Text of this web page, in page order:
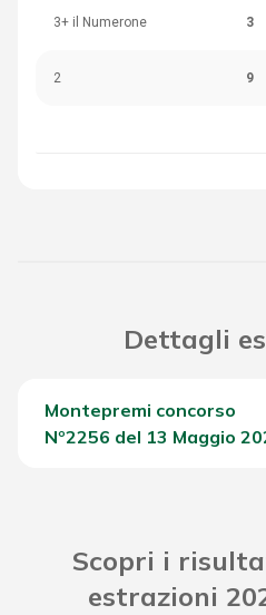
3+ il Numerone 3
2 9
Dettagli
Montepremi concorso
Nº2256 del 13 Maggio
Scopri i
estrazioni